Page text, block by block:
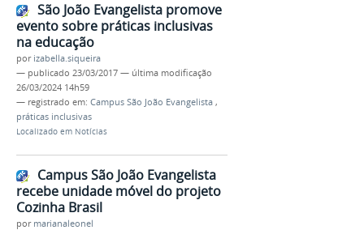
São João Evangelista promove
evento sobre práticas inclusivas
na educação
por izabella.siqueira
— publicado 23/03/2017 — última modificação
26/03/2024 14h59
— registrado em: Campus São João Evangelista ,
práticas inclusivas
Localizado em Notícias
Campus São João Evangelista
recebe unidade móvel do projeto
Cozinha Brasil
por marianaleonel